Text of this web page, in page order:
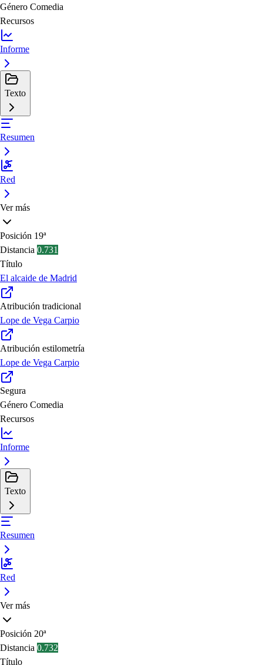
Género Comedia
Recursos
Informe
Texto
Resumen
Red
Ver más
Posición 19ª
Distancia 0.731
Título
El alcaide de Madrid
Atribución tradicional
Lope de Vega Carpio
Atribución estilometría
Lope de Vega Carpio
Segura
Género Comedia
Recursos
Informe
Texto
Resumen
Red
Ver más
Posición 20ª
Distancia 0.732
Título